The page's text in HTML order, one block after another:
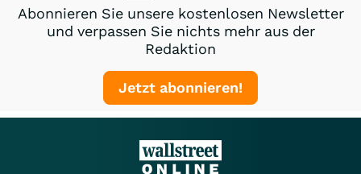
Abonnieren Sie unsere kostenlosen Newsletter
und verpassen Sie nichts mehr aus der
Redaktion
Jetzt abonnieren!